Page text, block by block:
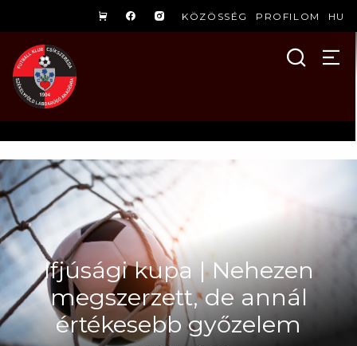
KÖZÖSSÉG PROFILOM HU
Ifjúsági kupa | Nehezen
megszerzett, de annál
értékesebb győzelem